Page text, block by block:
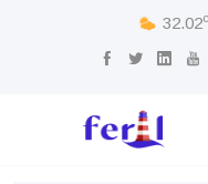
32.02c